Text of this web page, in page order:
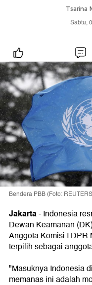
Tsarina
Sabtu,
Bendera PBB (Foto:
Jakarta-Indonesia
Dewan Keamanan
Anggota Komisi I DPR
terpilih sebagai
"Masuknya Indonesia
memanas ini adalah